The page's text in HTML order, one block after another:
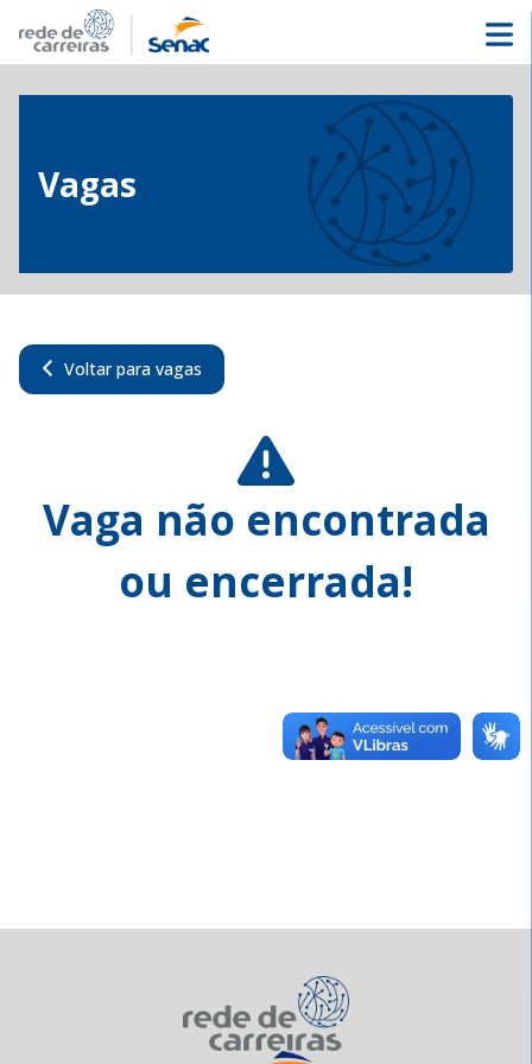
Vagas
Voltar para vagas
Vaga não encontrada
ou encerrada!